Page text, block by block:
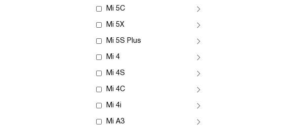
Mi 5C
Mi 5X
Mi 5S Plus
Mi 4
Mi 4S
Mi 4C
Mi 4i
Mi A3